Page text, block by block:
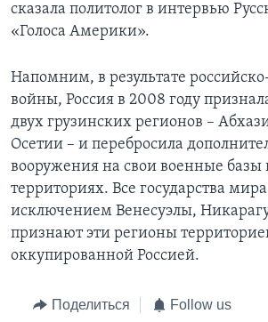
сказала политолог в интервью
«Голоса Америки».
Напомним, в результате
войны, Россия в 2008 году
двух грузинских регионов –
Осетии – и перебросила
вооружения на свои военные
территориях. Все государства мира
исключением Венесуэлы,
признают эти регионы
оккупированной Россией.
Поделиться Follow us